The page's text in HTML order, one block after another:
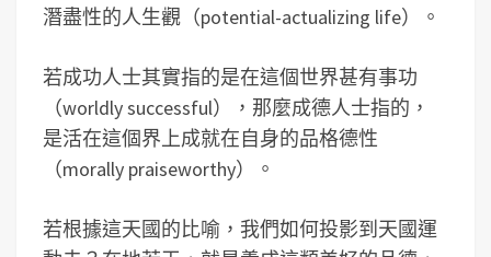
潛盡性的人生觀（potential-actualizing life）。
若成功人士其實指的是在這個世界甚有事功
（worldly successful），那麼成德人士指的，
是活在這個界上成就在自身的品格德性
（morally praiseworthy）。
若根據這天國的比喻，我們如何投影到天國運